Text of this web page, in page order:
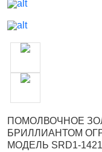
ПОМОЛВОЧНОЕ
БРИЛЛИАНТОМ
МОДЕЛЬ SRD1-1421